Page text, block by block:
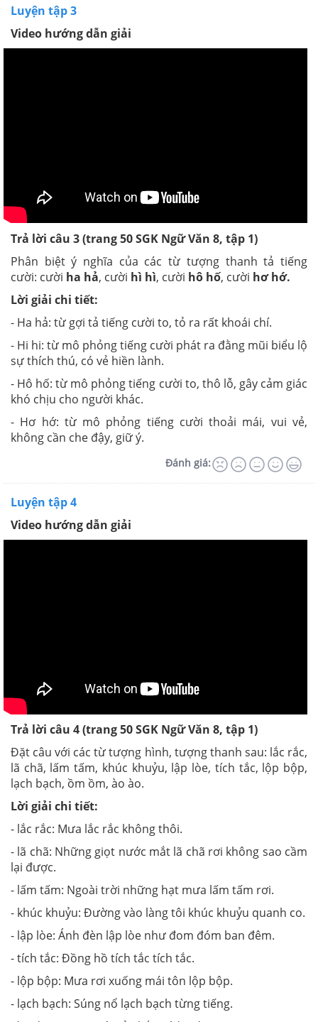
Luyện tập 3
Video hướng dẫn giải
Trả lời câu 3 (trang 50 SGK Ngữ Văn 8, tập 1)
Phân biệt ý nghĩa của các từ tượng thanh tả tiếng
cười: cười ha hả, cười hì hì, cười hô hố, cười hơ hớ.
Lời giải chi tiết:
- Ha hả: từ gợi tả tiếng cười to, tỏ ra rất khoái chí.
- Hi hi: từ mô phỏng tiếng cười phát ra đằng mũi biểu lộ
sự thích thú, có vẻ hiền lành.
- Hô hố: từ mô phỏng tiếng cười to, thô lỗ, gây cảm giác
khó chịu cho người khác.
- Hơ hớ: từ mô phỏng tiếng cười thoải mái, vui vẻ,
không cần che đậy, giữ ý.
Đánh giá:
Luyện tập 4
Video hướng dẫn giải
Trả lời câu 4 (trang 50 SGK Ngữ Văn 8, tập 1)
Đặt câu với các từ tượng hình, tượng thanh sau: lắc rắc,
lã chã, lấm tấm, khúc khuỷu, lập lòe, tích tắc, lộp bộp,
lạch bạch, ồm ồm, ào ào.
Lời giải chi tiết:
- lắc rắc: Mưa lắc rắc không thôi.
- lã chã: Những giọt nước mắt lã chã rơi không sao cầm
lại được.
- lấm tấm: Ngoài trời những hạt mưa lấm tấm rơi.
- khúc khuỷu: Đường vào làng tôi khúc khuỷu quanh co.
- lập lòe: Ánh đèn lập lòe như đom đóm ban đêm.
- tích tắc: Đồng hồ tích tắc tích tắc.
- lộp bộp: Mưa rơi xuống mái tôn lộp bộp.
- lạch bạch: Súng nổ lạch bạch từng tiếng.